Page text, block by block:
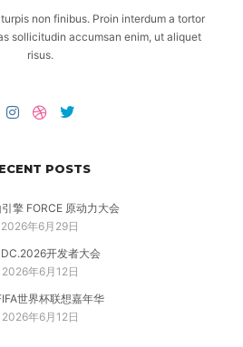
non finibus. Proin interdum a tortor
sollicitudin accumsan enim, ut aliquet
risus.
POSTS
擎 FORCE 原动力大会
2026年6月29日
开发者大会
2026年6月12日
世界杯联想嘉年华
2026年6月12日